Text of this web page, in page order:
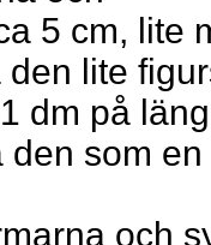
5 cm, lite
lite
dm på
den som en
och